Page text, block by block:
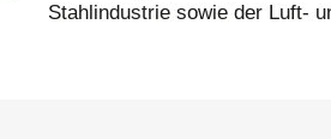
Stahlindustrie sowie der Luft-